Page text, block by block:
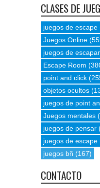
CLASES DE
juegos de escape
Juegos Online
juegos de escapar
Escape Room
point and click
objetos ocultos
juegos de point
Juegos mentales
juegos de pensar
juegos de escape
juegos bñ (167)
CONTACTO